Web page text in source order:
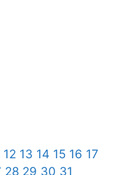
12 13 14 15 16 17
28 29 30 31